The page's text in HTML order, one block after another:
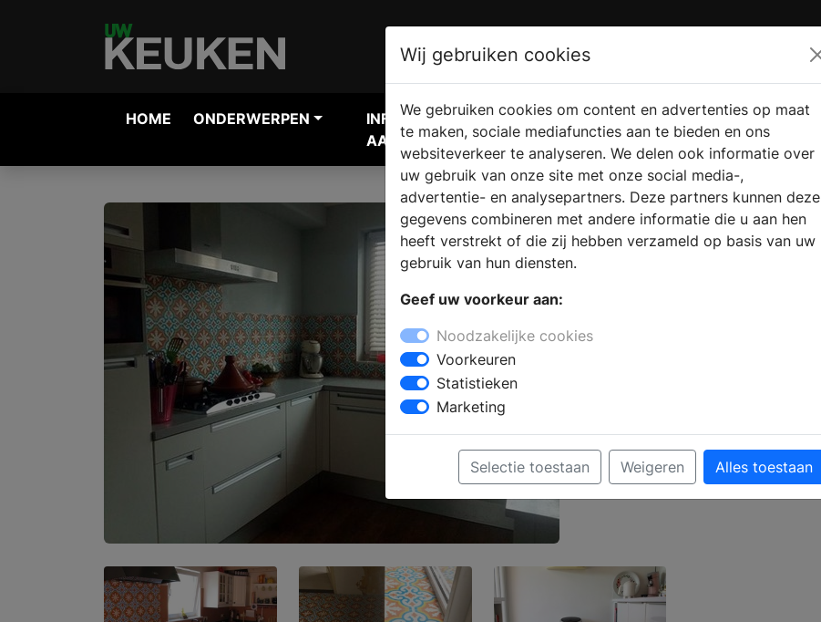
HOME ONDERWERPEN
INFORMATIE
AANVRAGEN
VERKOOPLOCATIE
VINDEN
WEBSHOP
Wij gebruiken cookies
We gebruiken cookies om content en advertenties op maat
te maken, sociale mediafuncties aan te bieden en ons
websiteverkeer te analyseren. We delen ook informatie over
uw gebruik van onze site met onze social media-,
advertentie- en analysepartners. Deze partners kunnen deze
gegevens combineren met andere informatie die u aan hen
heeft verstrekt of die zij hebben verzameld op basis van uw
gebruik van hun diensten.
Geef uw voorkeur aan:
Noodzakelijke cookies
Voorkeuren
Statistieken
Marketing
Selectie toestaan Weigeren Alles toestaan